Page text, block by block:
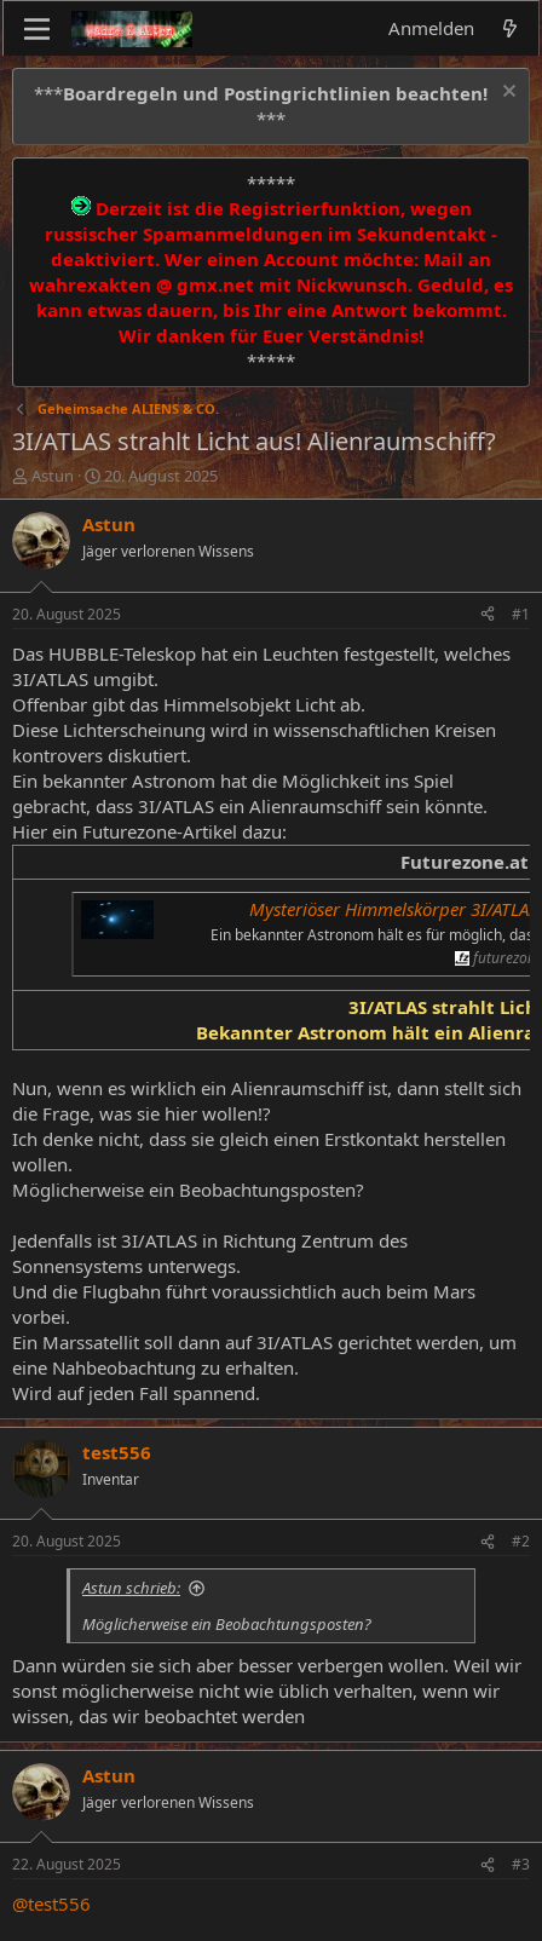
Anmelden
***Boardregeln und Postingrichtlinien beachten!
***
*****
Derzeit ist die Registrierfunktion, wegen
russischer Spamanmeldungen im Sekundentakt -
deaktiviert. Wer einen Account möchte: Mail an
wahrexakten @ gmx.net mit Nickwunsch. Geduld, es
kann etwas dauern, bis Ihr eine Antwort bekommt.
Wir danken für Euer Verständnis!
*****
Geheimsache ALIENS & CO.
3I/ATLAS strahlt Licht aus! Alienraumschiff?
E
r
s
t
e
l
e
r
Astun
E
r
s
e
l
t
a
20. August 2025
Astun
Jäger verlorenen Wissens
20. August 2025 #1
Das HUBBLE-Teleskop hat ein Leuchten festgestellt, welches
3I/ATLAS umgibt.
Offenbar gibt das Himmelsobjekt Licht ab.
Diese Lichterscheinung wird in wissenschaftlichen Kreisen
kontrovers diskutiert.
Ein bekannter Astronom hat die Möglichkeit ins Spiel
gebracht, dass 3I/ATLAS ein Alienraumschiff sein könnte.
Hier ein Futurezone-Artikel dazu:
Futurezone.at
Mysteriöser Himmelskörper 3I/
Ein bekannter Astronom hält es für möglich,
3I/ATLAS strahlt
Bekannter Astronom hält ein
Nun, wenn es wirklich ein Alienraumschiff ist, dann stellt sich
die Frage, was sie hier wollen!?
Ich denke nicht, dass sie gleich einen Erstkontakt herstellen
wollen.
Möglicherweise ein Beobachtungsposten?
Jedenfalls ist 3I/ATLAS in Richtung Zentrum des
Sonnensystems unterwegs.
Und die Flugbahn führt voraussichtlich auch beim Mars
vorbei.
Ein Marssatellit soll dann auf 3I/ATLAS gerichtet werden, um
eine Nahbeobachtung zu erhalten.
Wird auf jeden Fall spannend.
test556
Inventar
20. August 2025 #2
Astun schrieb:
Möglicherweise ein Beobachtungsposten?
Dann würden sie sich aber besser verbergen wollen. Weil wir
sonst möglicherweise nicht wie üblich verhalten, wenn wir
wissen, das wir beobachtet werden
Astun
Jäger verlorenen Wissens
22. August 2025 #3
@test556